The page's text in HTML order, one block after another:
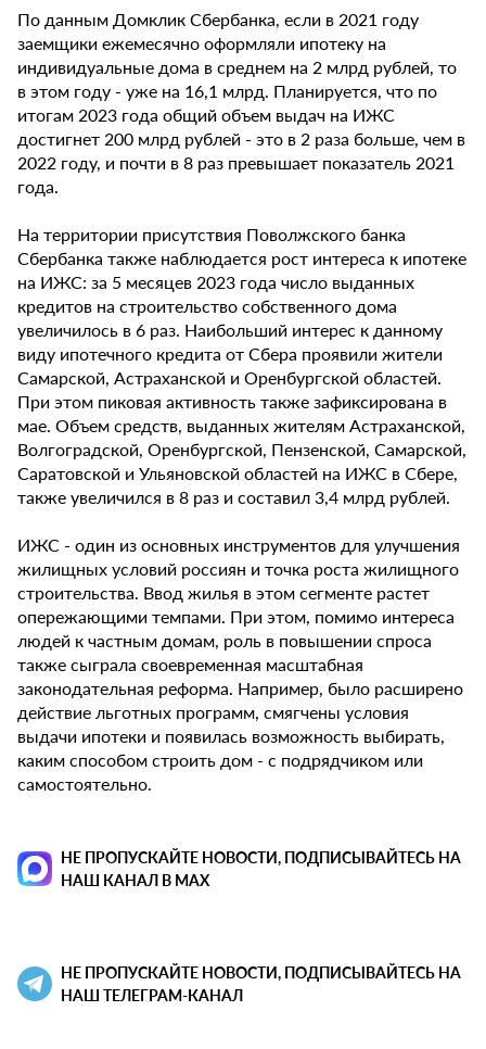
По данным Домклик Сбербанка, если в 2021 году
заемщики ежемесячно оформляли ипотеку на
индивидуальные дома в среднем на 2 млрд рублей, то
в этом году - уже на 16,1 млрд. Планируется, что по
итогам 2023 года общий объем выдач на ИЖС
достигнет 200 млрд рублей - это в 2 раза больше, чем в
2022 году, и почти в 8 раз превышает показатель 2021
года.
На территории присутствия Поволжского банка
Сбербанка также наблюдается рост интереса к ипотеке
на ИЖС: за 5 месяцев 2023 года число выданных
кредитов на строительство собственного дома
увеличилось в 6 раз. Наибольший интерес к данному
виду ипотечного кредита от Сбера проявили жители
Самарской, Астраханской и Оренбургской областей.
При этом пиковая активность также зафиксирована в
мае. Объем средств, выданных жителям Астраханской,
Волгоградской, Оренбургской, Пензенской, Самарской,
Саратовской и Ульяновской областей на ИЖС в Сбере,
также увеличился в 8 раз и составил 3,4 млрд рублей.
ИЖС - один из основных инструментов для улучшения
жилищных условий россиян и точка роста жилищного
строительства. Ввод жилья в этом сегменте растет
опережающими темпами. При этом, помимо интереса
людей к частным домам, роль в повышении спроса
также сыграла своевременная масштабная
законодательная реформа. Например, было расширено
действие льготных программ, смягчены условия
выдачи ипотеки и появилась возможность выбирать,
каким способом строить дом - с подрядчиком или
самостоятельно.
НЕ ПРОПУСКАЙТЕ НОВОСТИ, ПОДПИСЫВАЙТЕСЬ НА
НАШ КАНАЛ В MAX
НЕ ПРОПУСКАЙТЕ НОВОСТИ, ПОДПИСЫВАЙТЕСЬ НА
НАШ ТЕЛЕГРАМ-КАНАЛ